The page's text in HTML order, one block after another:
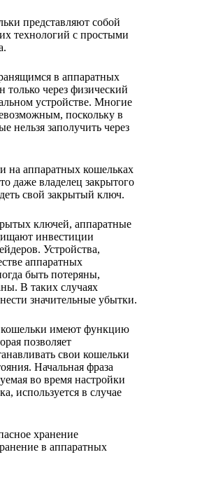
представляют собой
технологий с простыми
в аппаратных
только через физический
устройстве. Многие
поскольку в
нельзя заполучить через
на аппаратных кошельках
даже владелец закрытого
свой закрытый ключ.
ключей, аппаратные
инвестиции
Устройства,
аппаратных
быть потеряны,
В таких случаях
значительные убытки.
имеют функцию
позволяет
свои кошельки
Начальная фраза
во время настройки
используется в случае
хранение
в аппаратных